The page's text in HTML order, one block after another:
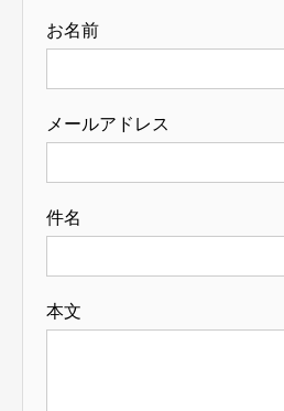
お名前
メールアドレス
件名
本文